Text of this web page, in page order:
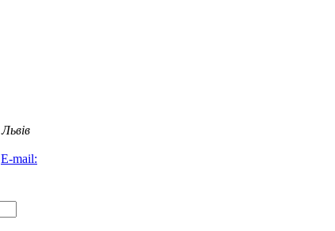
Львів
E-mail: